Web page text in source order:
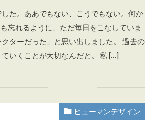
た。ああでもない、こうでもない。何か
忘れるように、ただ毎日をこなしていま
ターだった」と思い出しました。 過去の
いくことが大切なんだと。 私 […]
ヒューマンデザイン